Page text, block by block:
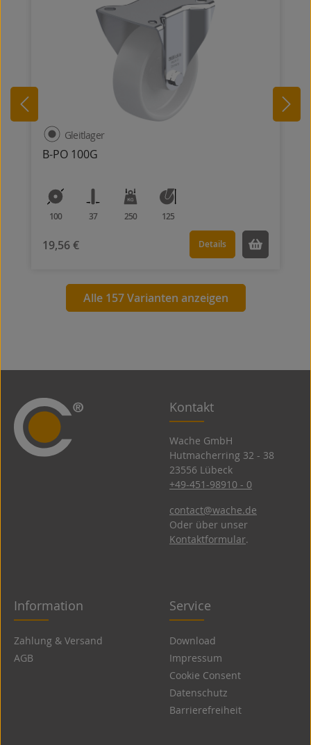
B-PO 100G
Gleitlager
100 37 250 125
19,56 € Details
Alle 157 Varianten anzeigen
Kontakt
Wache GmbH
Hutmacherring 32 ­- 38
23556 Lübeck
+49-451-98910 - 0
contact@wache.de
Oder über unser
Kontaktformular.
Information
Zahlung & Versand
AGB
Service
Download
Impressum
Cookie Consent
Datenschutz
Barrierefreiheit